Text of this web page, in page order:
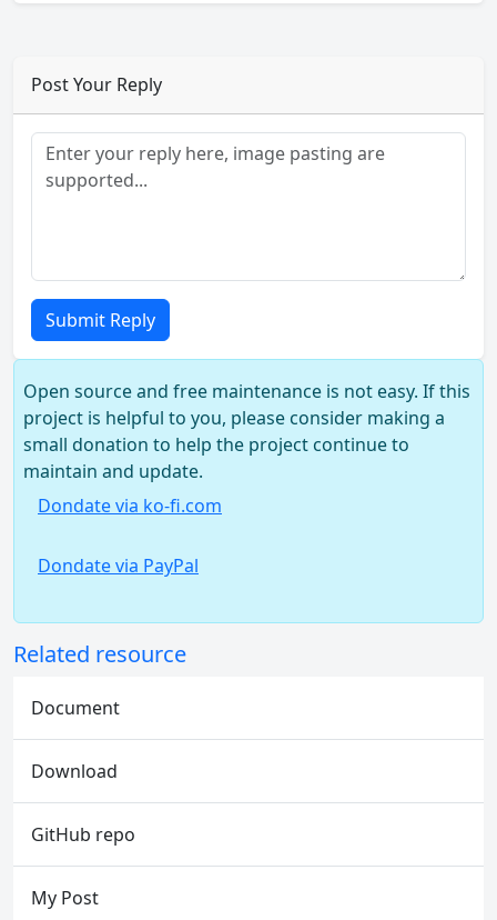
Post Your Reply
Submit Reply
Open source and free maintenance is not easy. If this
project is helpful to you, please consider making a
small donation to help the project continue to
maintain and update.
Dondate via ko-fi.com
Dondate via PayPal
Related resource
Document
Download
GitHub repo
My Post